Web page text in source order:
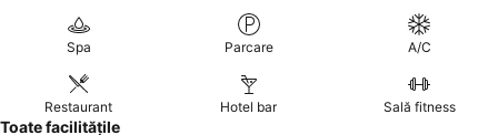
Spa Parcare A/C
Restaurant Hotel bar Sală fitness
Toate facilitățile